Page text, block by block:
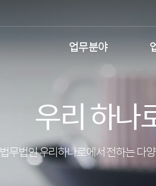
업무분야
우리 하나
법무법인 우리하나로에서 전하는 다